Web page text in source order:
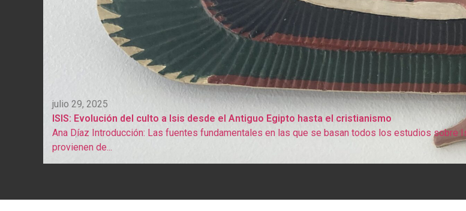
julio 29, 2025
ISIS: Evolución del culto a Isis desde el Antiguo Egipto hasta el cristianismo
Ana Díaz Introducción: Las fuentes fundamentales en las que se basan todos los estudios sobre
provienen de...